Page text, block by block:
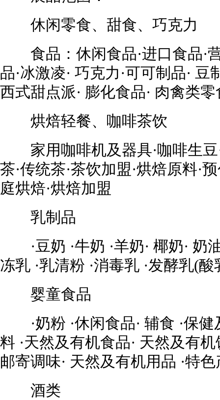
休闲零食、甜食、巧克力
食品：休闲食品·进口食品·
品·冰激凌· 巧克力·可可制品· 豆
西式甜点派· 膨化食品· 肉禽类
烘焙轻餐、咖啡茶饮
家用咖啡机及器具·咖啡生豆·
茶·传统茶·茶饮加盟·烘焙原料·
庭烘焙·烘焙加盟
乳制品
·豆奶 ·牛奶 ·羊奶· 椰奶· 奶油
冻乳 ·乳清粉 ·消毒乳 ·发酵乳(
婴童食品
·奶粉 ·休闲食品· 辅食 ·保健
料 ·天然及有机食品· 天然及有
邮寄调味· 天然及有机用品 ·特
酒类